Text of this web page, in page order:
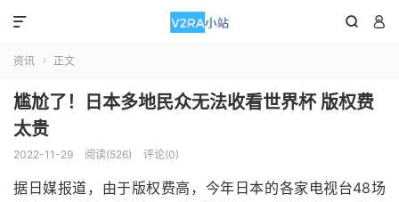
 

资讯  正文
尴尬了！日本多地民众无法收看世界杯 版权费
太贵
2022-11-29 阅读(526) 评论(0)
据日媒报道，由于版权费高，今年日本的各家电视台48场